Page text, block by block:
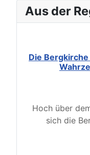
Aus der
Die
Hoch über
sich die